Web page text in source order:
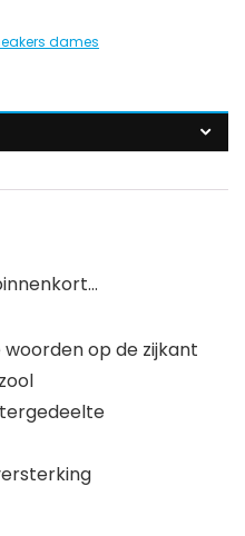
dames
op de zijkant